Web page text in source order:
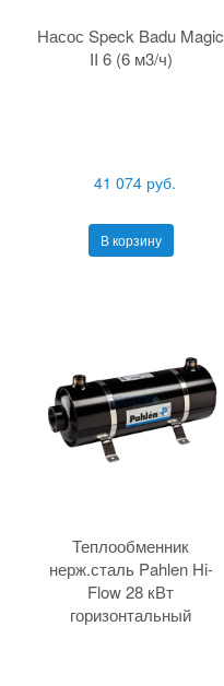
Насос Speck Badu Magic
II 6 (6 м3/ч)
41 074 руб.
В корзину
Теплообменник
нерж.сталь Pahlen Hi-
Flow 28 кВт
горизонтальный